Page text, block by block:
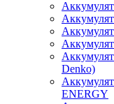
Denko)
ENERGY